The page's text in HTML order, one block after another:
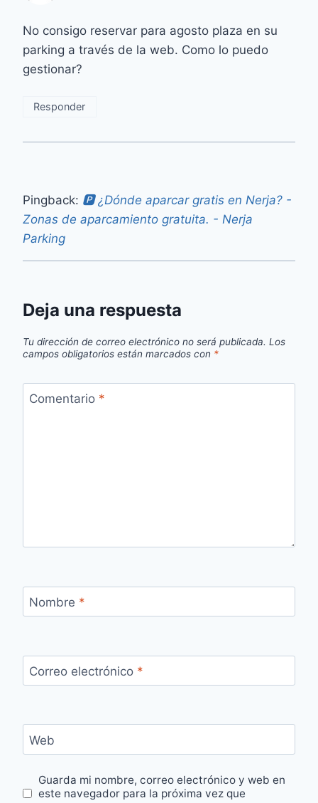
No consigo reservar para agosto plaza en su
parking a través de la web. Como lo puedo
gestionar?
Responder
Pingback: 🅿 ¿Dónde aparcar gratis en Nerja? -
Zonas de aparcamiento gratuita. - Nerja
Parking
Deja una respuesta
Tu dirección de correo electrónico no será publicada. Los
campos obligatorios están marcados con *
Comentario *
Nombre *
Correo electrónico *
Web
Guarda mi nombre, correo electrónico y web en
este navegador para la próxima vez que